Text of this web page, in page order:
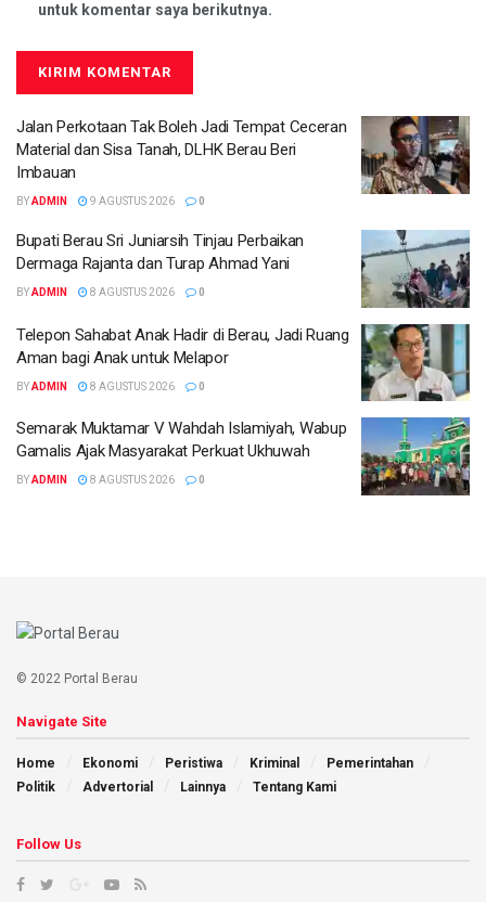
untuk komentar saya berikutnya.
Jalan Perkotaan Tak Boleh Jadi Tempat Ceceran
Material dan Sisa Tanah, DLHK Berau Beri
Imbauan
BYADMIN 9 AGUSTUS 2026 0
Bupati Berau Sri Juniarsih Tinjau Perbaikan
Dermaga Rajanta dan Turap Ahmad Yani
BYADMIN 8 AGUSTUS 2026 0
Telepon Sahabat Anak Hadir di Berau, Jadi Ruang
Aman bagi Anak untuk Melapor
BYADMIN 8 AGUSTUS 2026 0
Semarak Muktamar V Wahdah Islamiyah, Wabup
Gamalis Ajak Masyarakat Perkuat Ukhuwah
BYADMIN 8 AGUSTUS 2026 0
© 2022 Portal Berau
Navigate Site
Home Ekonomi Peristiwa Kriminal
Pemerintahan
Politik
Advertorial Lainnya Tentang Kami
Follow Us